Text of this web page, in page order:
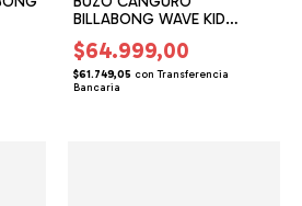
BILLABONG WAVE KID
(BG146318)
$64.999,00
$61.749,05 con Transferencia
Bancaria